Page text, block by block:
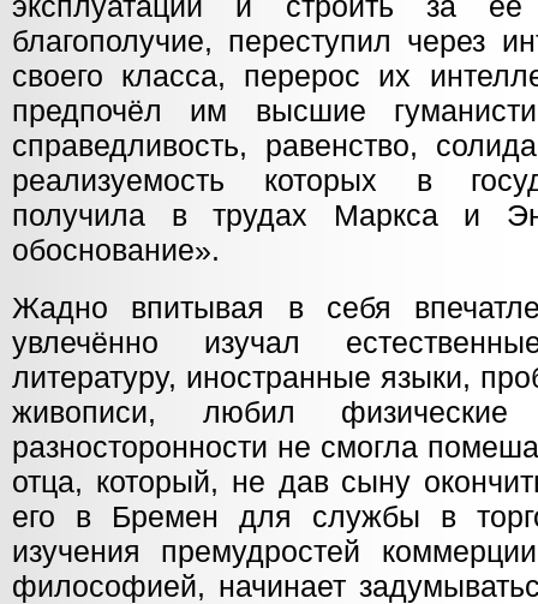
эксплуатации и строить за
благополучие, переступил через
своего класса, перерос их
предпочёл им высшие
справедливость, равенство,
реализуемость которых в
получила в трудах Маркса и
обоснование».
Жадно впитывая в себя
увлечённо изучал
литературу, иностранные языки,
живописи, любил физические
разносторонности не смогла
отца, который, не дав сыну
его в Бремен для службы в
изучения премудростей
философией, начинает